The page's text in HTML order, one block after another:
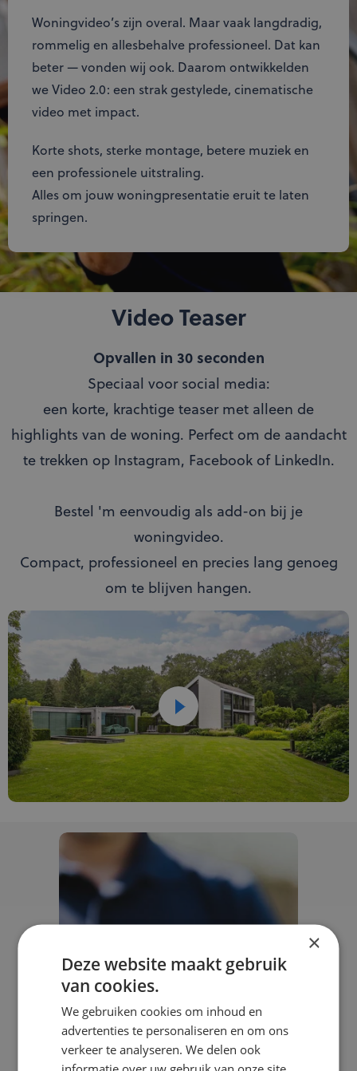
Woningvideo’s zijn overal. Maar vaak langdradig,
rommelig en allesbehalve professioneel. Dat kan
beter — vonden wij ook. Daarom ontwikkelden
we Video 2.0: een strak gestylede, cinematische
video met impact.
Korte shots, sterke montage, betere muziek en
een professionele uitstraling.
Alles om jouw woningpresentatie eruit te laten
springen.
Video Teaser
Opvallen in 30 seconden
Speciaal voor social media:
een korte, krachtige teaser met alleen de
highlights van de woning. Perfect om de aandacht
te trekken op Instagram, Facebook of LinkedIn.
Bestel 'm eenvoudig als add-on bij je
woningvideo.
Compact, professioneel en precies lang genoeg
om te blijven hangen.
×
Deze website maakt gebruik
van cookies.
We gebruiken cookies om inhoud en
advertenties te personaliseren en om ons
verkeer te analyseren. We delen ook
informatie over uw gebruik van onze site